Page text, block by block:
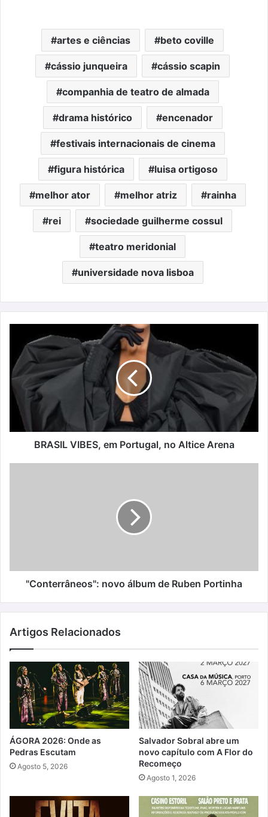
artes e ciências beto coville
cássio junqueira cássio scapin
companhia de teatro de almada
drama histórico encenador
festivais internacionais de cinema
figura histórica luisa ortigoso
melhor ator melhor atriz rainha
rei sociedade guilherme cossul
teatro meridonial
universidade nova lisboa
VIBES,
em
Portugal,
no
Altice
Arena
BRASIL VIBES, em Portugal, no Altice Arena
"Conterrâneos": novo álbum de Ruben Portinha
Artigos Relacionados
ÁGORA 2026: Onde as
Pedras Escutam
Agosto 5, 2026
Salvador Sobral abre um
novo capítulo com A Flor do
Recomeço
Agosto 1, 2026